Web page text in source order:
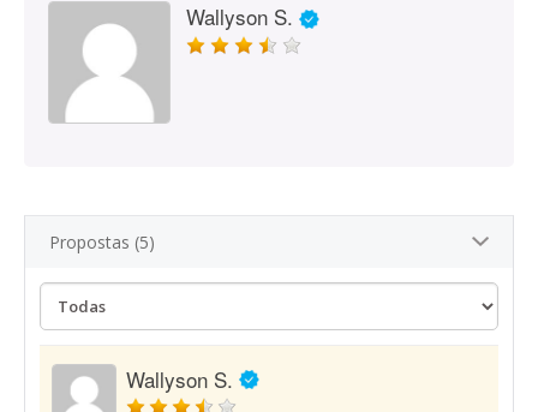
Wallyson S.
Propostas (5)
Wallyson S.